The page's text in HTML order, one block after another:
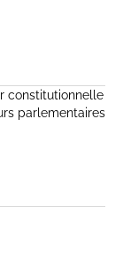
constitutionnelle
parlementaires